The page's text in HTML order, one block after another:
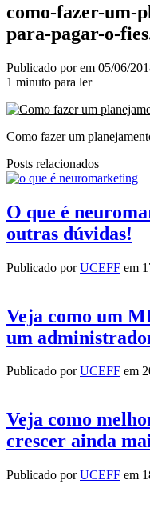
como-fazer-um-
para-pagar-o-
Publicado porem 05/06/
1 minuto para ler
Como fazer um
Posts relacionados
O que é
outras dúvidas!
Publicado porUCEFF em
Veja como um
um
Publicado porUCEFF em
Veja como
crescer ainda
Publicado porUCEFF em